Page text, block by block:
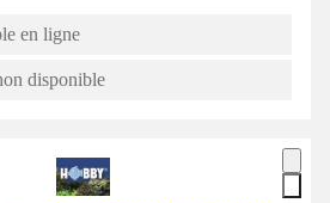
en ligne
disponible